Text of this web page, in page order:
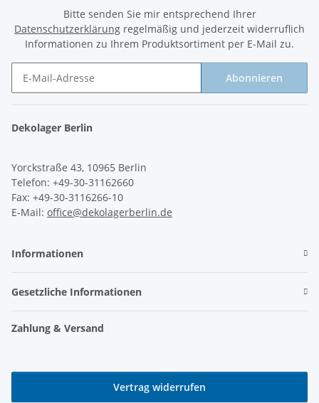
Bitte senden Sie mir entsprechend Ihrer
Datenschutzerklärung regelmäßig und jederzeit widerruflich
Informationen zu Ihrem Produktsortiment per E-Mail zu.
Abonnieren
Dekolager Berlin
Yorckstraße 43, 10965 Berlin
Telefon: +49-30-31162660
Fax: +49-30-3116266-10
E-Mail: office@dekolagerberlin.de
Informationen
Gesetzliche Informationen
Zahlung & Versand
Vertrag widerrufen